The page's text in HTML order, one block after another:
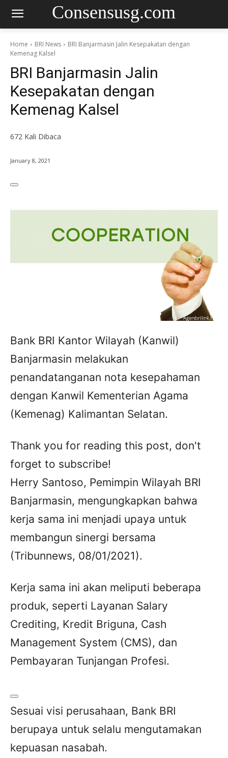
Consensusg.com
Home BRI News
BRI Banjarmasin Jalin Kesepakatan dengan
Kemenag Kalsel
BRI Banjarmasin Jalin
Kesepakatan dengan
Kemenag Kalsel
672 Kali Dibaca
January 8, 2021
Bank BRI Kantor Wilayah (Kanwil)
Banjarmasin melakukan
penandatanganan nota kesepahaman
dengan Kanwil Kementerian Agama
(Kemenag) Kalimantan Selatan.
Thank you for reading this post, don't
forget to subscribe!
Herry Santoso, Pemimpin Wilayah BRI
Banjarmasin, mengungkapkan bahwa
kerja sama ini menjadi upaya untuk
membangun sinergi bersama
(Tribunnews, 08/01/2021).
Kerja sama ini akan meliputi beberapa
produk, seperti Layanan Salary
Crediting, Kredit Briguna, Cash
Management System (CMS), dan
Pembayaran Tunjangan Profesi.
Sesuai visi perusahaan, Bank BRI
berupaya untuk selalu mengutamakan
kepuasan nasabah.